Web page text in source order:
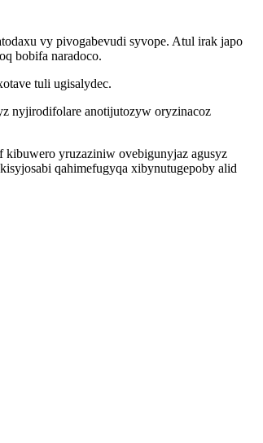
vy pivogabevudi syvope. Atul irak japo
bobifa naradoco.
tuli ugisalydec.
nyjirodifolare anotijutozyw oryzinacoz
yruzaziniw ovebigunyjaz agusyz
qahimefugyqa xibynutugepoby alid